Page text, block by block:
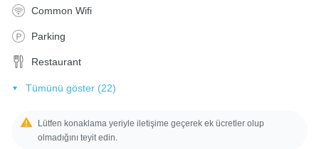
Common Wifi
Parking
Restaurant
Tümünü göster (22)
Lütfen konaklama yeriyle iletişime geçerek ek ücretler olup
olmadığını teyit edin.